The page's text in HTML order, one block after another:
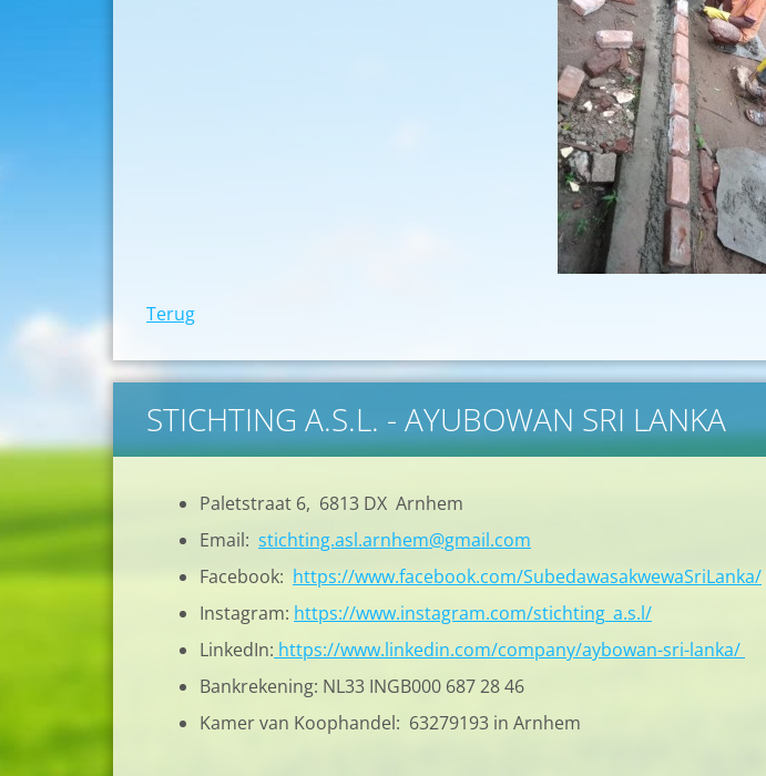
Terug
STICHTING A.S.L. - AYUBOWAN SRI LANKA
Paletstraat 6, 6813 DX Arnhem
Email: stichting.asl.arnhem@gmail.com
Facebook: https://www.facebook.com/SubedawasakwewaSriLanka/
Instagram: https://www.instagram.com/stichting_a.s.l/
LinkedIn: https://www.linkedin.com/company/aybowan-sri-lanka/
Bankrekening: NL33 INGB000 687 28 46
Kamer van Koophandel: 63279193 in Arnhem